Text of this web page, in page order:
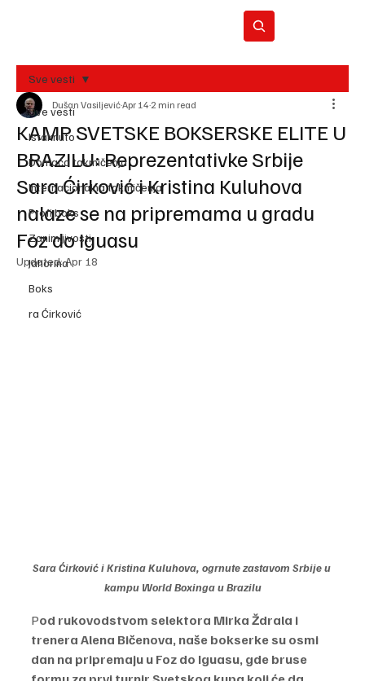
REC
Sve vesti
Istaknuto
Domaća takmičenja
Internacionalna takmičenja
Profi boks
Zanimljivosti
Jahorina
Boks
ra Ćirković
Sve vesti
KAMP SVETSKE BOKSERSKE ELITE U
BRAZILU: Reprezentativke Srbije
Sara Ćirković i Kristina Kuluhova
nalaze se na pripremama u gradu
Foz do Iguasu
Dušan VasiljevićApr 14 2 min read
Updated:Apr 18
Sara Ćirković i Kristina Kuluhova, ogrnute zastavom Srbije u
kampu World Boxinga u Brazilu
Pod rukovodstvom selektora Mirka Ždrala i
trenera Alena Bičenova, naše bokserke su osmi
dan na pripremaju u Foz do Iguasu, gde bruse